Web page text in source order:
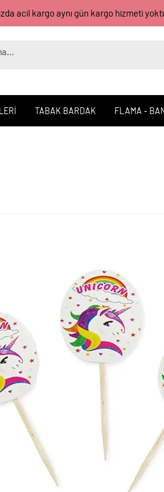
acil kargo aynı gün kargo hizmeti
TABAK BARDAK FLAMA -